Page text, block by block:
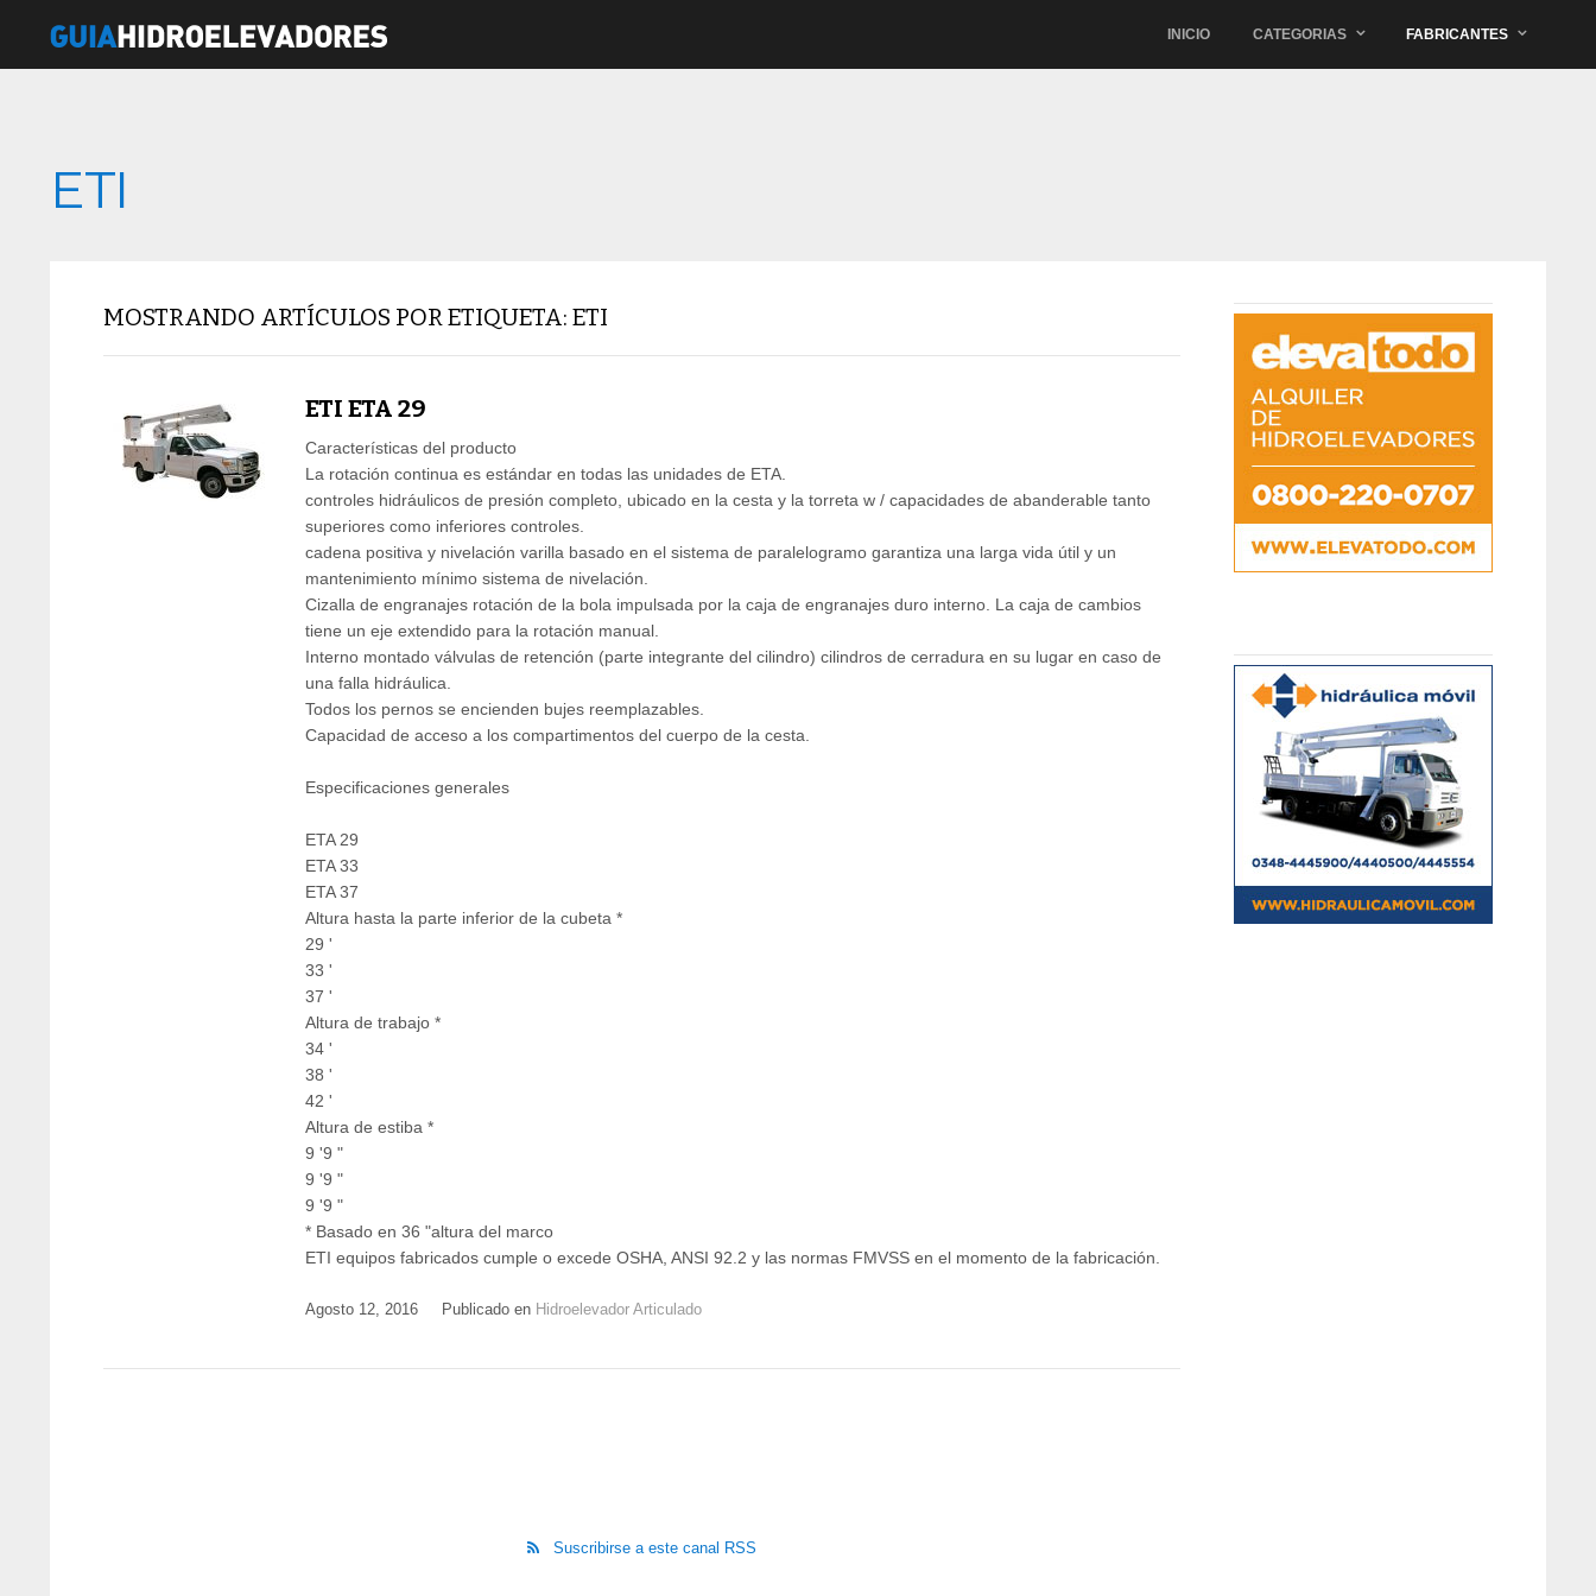
INICIO CATEGORIAS FABRICANTES
ETI
MOSTRANDO ARTÍCULOS POR ETIQUETA: ETI
ETI ETA 29
Características del producto
La rotación continua es estándar en todas las unidades de ETA.
controles hidráulicos de presión completo, ubicado en la cesta y la torreta w / capacidades de abanderable tanto
superiores como inferiores controles.
cadena positiva y nivelación varilla basado en el sistema de paralelogramo garantiza una larga vida útil y un
mantenimiento mínimo sistema de nivelación.
Cizalla de engranajes rotación de la bola impulsada por la caja de engranajes duro interno. La caja de cambios
tiene un eje extendido para la rotación manual.
Interno montado válvulas de retención (parte integrante del cilindro) cilindros de cerradura en su lugar en caso de
una falla hidráulica.
Todos los pernos se encienden bujes reemplazables.
Capacidad de acceso a los compartimentos del cuerpo de la cesta.
Especificaciones generales
ETA 29
ETA 33
ETA 37
Altura hasta la parte inferior de la cubeta *
29 '
33 '
37 '
Altura de trabajo *
34 '
38 '
42 '
Altura de estiba *
9 '9 "
9 '9 "
9 '9 "
* Basado en 36 "altura del marco
ETI equipos fabricados cumple o excede OSHA, ANSI 92.2 y las normas FMVSS en el momento de la fabricación.
Agosto 12, 2016 Publicado en Hidroelevador Articulado
Suscribirse a este canal RSS